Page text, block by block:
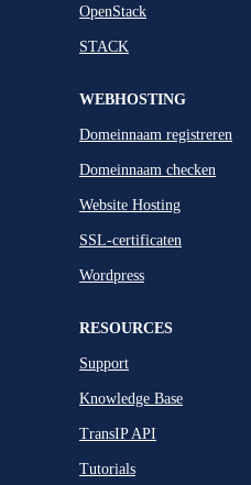
OpenStack
STACK
WEBHOSTING
Domeinnaam registreren
Domeinnaam checken
Website Hosting
SSL-certificaten
Wordpress
RESOURCES
Support
Knowledge Base
TransIP API
Tutorials